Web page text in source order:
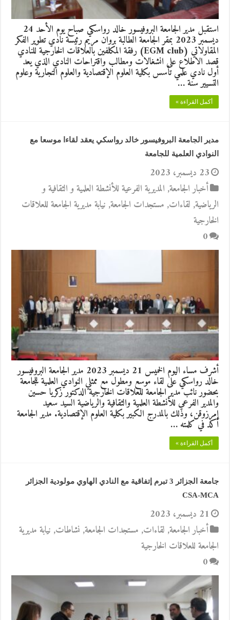
استقبل مدير الجامعة البروفيسور خالد رواسكي صباح يوم الأحد 24
ديسمبر 2023 بمقر الجامعة الطالبة بروان مريم رئيسة نادي تطوير الفكر
المقاولاتي (EGM club) رفقة المكلفين بالعلاقات الخارجية للنادي
قصد الاطلاع على انشغالات ومطالب واقتراحات النادي الذي يعد
أول نادي علمي تأسس بكلية العلوم الإقتصادية والعلوم التجارية وعلوم
التسيير سنة …
أكمل القراءة »
مدير الجامعة البروفيسور خالد رواسكي يعقد لقاءا موسعا مع
النوادي العلمية للجامعة
23 ديسمبر، 2023
أخبار الجامعة, المديرية الفرعية للأنشطة العلمية و الثقافية و
الرياضية, لقاءات, مستجدات الجامعة, نيابة مديرية الجامعة للعلاقات
الخارجية
0
أشرف مساء اليوم الخميس 21 ديسمبر 2023 مدير الجامعة البروفيسور
خالد رواسكي على لقاء موسع ومطول مع ممثلي النوادي العلمية للجامعة
بحضور نائب مدير الجامعة للعلاقات الخارجية الدكتور زكريا حسين
والمدير الفرعي للأنشطة العلمية والثقافية والرياضية السيد سعيد
إمرزوقن، وذلك بالمدرج الكبير بكلية العلوم الإقتصادية. مدير الجامعة
أكد في كلمته …
أكمل القراءة »
جامعة الجزائر 3 تبرم إتفاقية مع النادي الهاوي مولودية الجزائر
CSA-MCA
21 ديسمبر، 2023
أخبار الجامعة, لقاءات, مستجدات الجامعة, نشاطات, نيابة مديرية
الجامعة للعلاقات الخارجية
0